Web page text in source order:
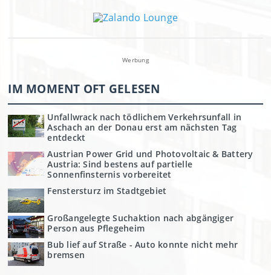
Werbung
IM MOMENT OFT GELESEN
Unfallwrack nach tödlichem Verkehrsunfall in
Aschach an der Donau erst am nächsten Tag
entdeckt
Austrian Power Grid und Photovoltaic & Battery
Austria: Sind bestens auf partielle
Sonnenfinsternis vorbereitet
Fenstersturz im Stadtgebiet
Großangelegte Suchaktion nach abgängiger
Person aus Pflegeheim
Bub lief auf Straße - Auto konnte nicht mehr
bremsen